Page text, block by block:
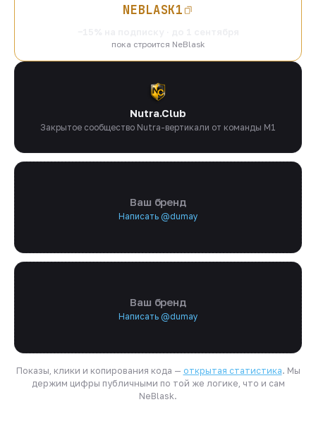
NEBLASK1
пока строится NeBlask
Nutra.Club
Закрытое сообщество Nutra-вертикали от команды M1
Ваш бренд
Написать @dumay
Ваш бренд
Написать @dumay
Показы, клики и копирования кода — открытая статистика. Мы
держим цифры публичными по той же логике, что и сам
NeBlask.